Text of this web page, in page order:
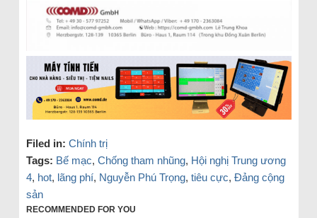
Filed in: Chính trị
Tags: Bế mạc, Chống tham nhũng, Hội nghị Trung ương
4, hot, lãng phí, Nguyễn Phú Trọng, tiêu cực, Đảng cộng
sản
RECOMMENDED FOR YOU